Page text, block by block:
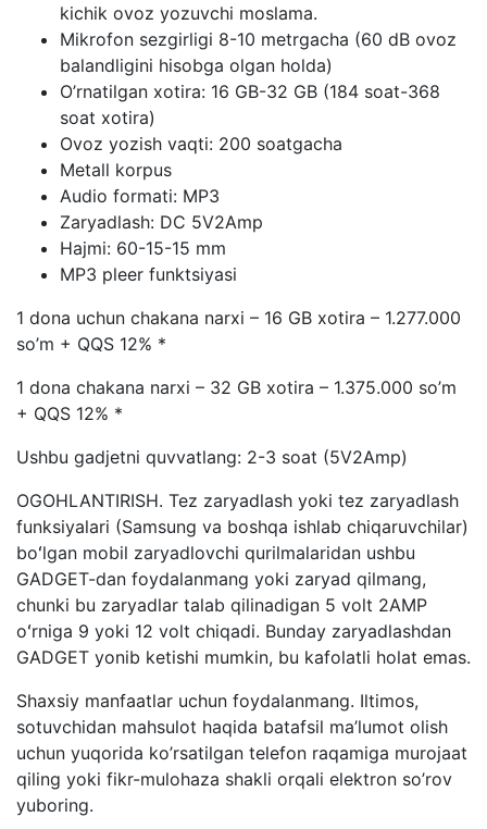
kichik ovoz yozuvchi moslama.
Mikrofon sezgirligi 8-10 metrgacha (60 dB ovoz
balandligini hisobga olgan holda)
O’rnatilgan xotira: 16 GB-32 GB (184 soat-368
soat xotira)
Ovoz yozish vaqti: 200 soatgacha
Metall korpus
Audio formati: MP3
Zaryadlash: DC 5V2Amp
Hajmi: 60-15-15 mm
MP3 pleer funktsiyasi
1 dona uchun chakana narxi – 16 GB xotira – 1.277.000
so’m + QQS 12% *
1 dona chakana narxi – 32 GB xotira – 1.375.000 so’m
+ QQS 12% *
Ushbu gadjetni quvvatlang: 2-3 soat (5V2Amp)
OGOHLANTIRISH. Tez zaryadlash yoki tez zaryadlash
funksiyalari (Samsung va boshqa ishlab chiqaruvchilar)
boʻlgan mobil zaryadlovchi qurilmalaridan ushbu
GADGET-dan foydalanmang yoki zaryad qilmang,
chunki bu zaryadlar talab qilinadigan 5 volt 2AMP
oʻrniga 9 yoki 12 volt chiqadi. Bunday zaryadlashdan
GADGET yonib ketishi mumkin, bu kafolatli holat emas.
Shaxsiy manfaatlar uchun foydalanmang. Iltimos,
sotuvchidan mahsulot haqida batafsil ma’lumot olish
uchun yuqorida ko’rsatilgan telefon raqamiga murojaat
qiling yoki fikr-mulohaza shakli orqali elektron so’rov
yuboring.